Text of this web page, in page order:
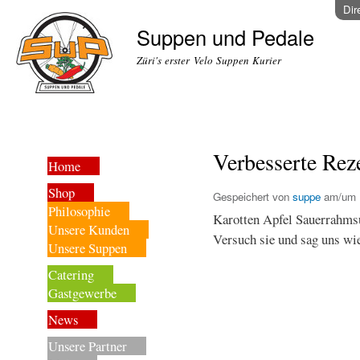
Suppen und Pedale
Züri's erster Velo Suppen Kurier
Home
Shop
Philosophie
Unsere Kunden
Unsere Suppen
Catering
Gastgewerbe
News
Unsere Partner
Verbesserte
Gespeichert von suppe am/um
Karotten Apfel
Versuch sie und sag uns